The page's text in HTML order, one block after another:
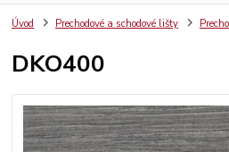
Úvod Prechodové a schodové lišty
DKO400